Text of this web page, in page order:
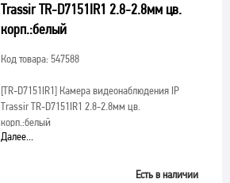
Trassir TR-D7151IR1 2.8-2.8мм цв.
корп.:белый
Код товара: 547588
[TR-D7151IR1]Камера видеонаблюдения IP
Trassir TR-D7151IR1 2.8-2.8мм цв.
корп.:белый
Далее...
Есть в наличии